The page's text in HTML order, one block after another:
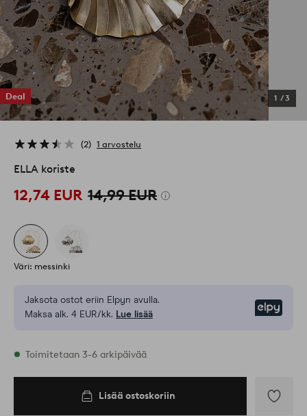
Deal 1 /3
2 1 arvostelu
ELLA koriste
12,74 EUR 14,99 EUR
Väri: messinki
Jaksota ostot eriin Elpyn avulla.
Maksa alk. 4 EUR/kk. Lue lisää
Varastossa
Toimitetaan 3-6 arkipäivää
Lisää ostoskoriin